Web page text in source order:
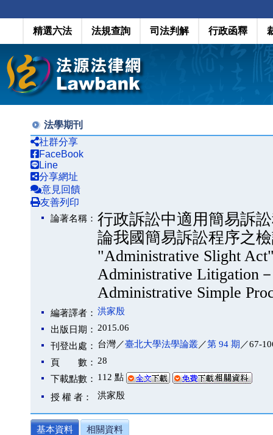
精選六法 法規查詢 司法判解 行政函釋
法學期刊
社群分享
FaceBook
Line
分享網址
意見回饋
友善列印
論著名稱： 行政訴訟中適用簡易訴
論我國簡易訴訟程序之
"Administrative Slight
Administrative Litigation
Administrative Simple
編著譯者： 洪家殷
出版日期： 2015.06
刊登出處： 台灣／臺北大學法學論叢／第 94 期 ／67-
頁 數： 28
下載點數： 112 點
授 權 者： 洪家殷
基本資料
相關資料